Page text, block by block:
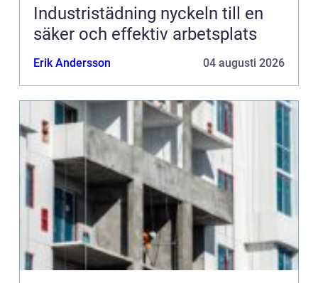
Industristädning nyckeln till en
säker och effektiv arbetsplats
Erik Andersson 04 augusti 2026